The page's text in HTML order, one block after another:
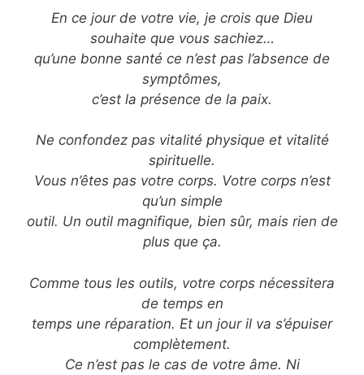
En ce jour de votre vie, je crois que Dieu
souhaite que vous sachiez…
qu’une bonne santé ce n’est pas l’absence de
symptômes,
c’est la présence de la paix.
Ne confondez pas vitalité physique et vitalité
spirituelle.
Vous n’êtes pas votre corps. Votre corps n’est
qu’un simple
outil. Un outil magnifique, bien sûr, mais rien de
plus que ça.
Comme tous les outils, votre corps nécessitera
de temps en
temps une réparation. Et un jour il va s’épuiser
complètement.
Ce n’est pas le cas de votre âme. Ni